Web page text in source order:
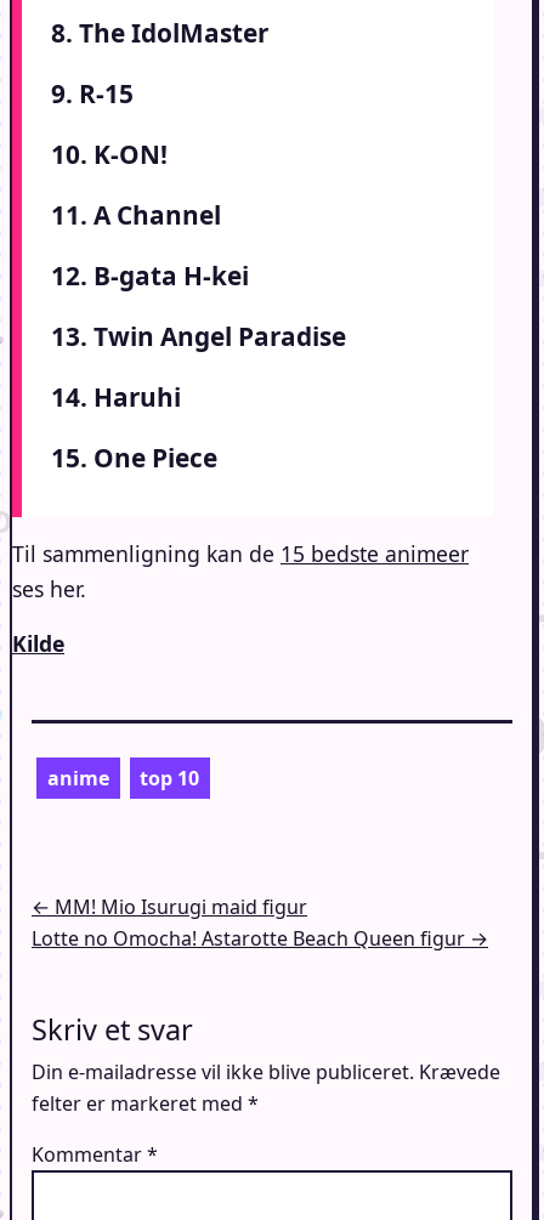
8. The IdolMaster
9. R-15
10. K-ON!
11. A Channel
12. B-gata H-kei
13. Twin Angel Paradise
14. Haruhi
15. One Piece
Til sammenligning kan de 15 bedste animeer
ses her.
Kilde
anime top 10
Indlægsnavigation
← MM! Mio Isurugi maid figur
Lotte no Omocha! Astarotte Beach Queen figur →
Skriv et svar
Din e-mailadresse vil ikke blive publiceret. Krævede
felter er markeret med *
Kommentar*